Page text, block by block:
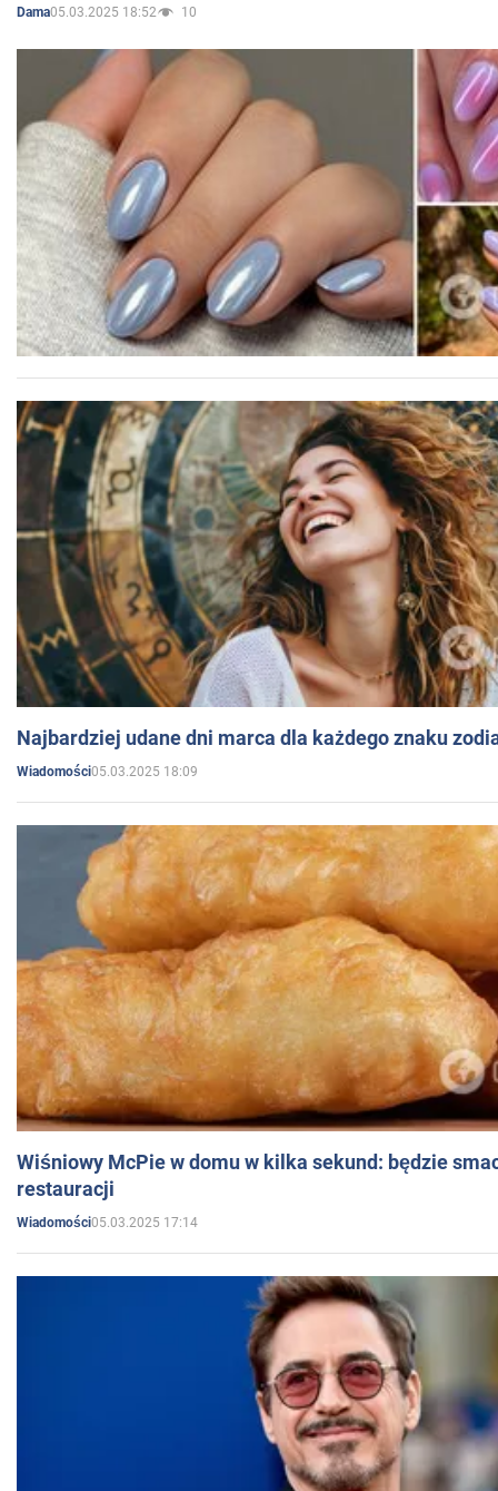
Dama05.03.2025 18:52 10
Najbardziej udane dni marca dla każdego znaku
Wiadomości05.03.2025 18:09
Wiśniowy McPie w domu w kilka sekund: będzie
restauracji
Wiadomości05.03.2025 17:14